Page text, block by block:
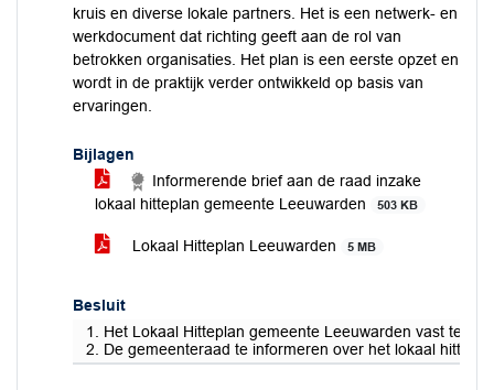
kruis en diverse lokale partners. Het is een netwerk- en
werkdocument dat richting geeft aan de rol van
betrokken organisaties. Het plan is een eerste opzet en
wordt in de praktijk verder ontwikkeld op basis van
ervaringen.
Bijlagen
Informerende brief aan de raad inzake
lokaal hitteplan gemeente Leeuwarden
503 KB
Lokaal Hitteplan Leeuwarden 5 MB
Besluit
1. Het Lokaal Hitteplan gemeente Leeuwarden vast te
2. De gemeenteraad te informeren over het lokaal